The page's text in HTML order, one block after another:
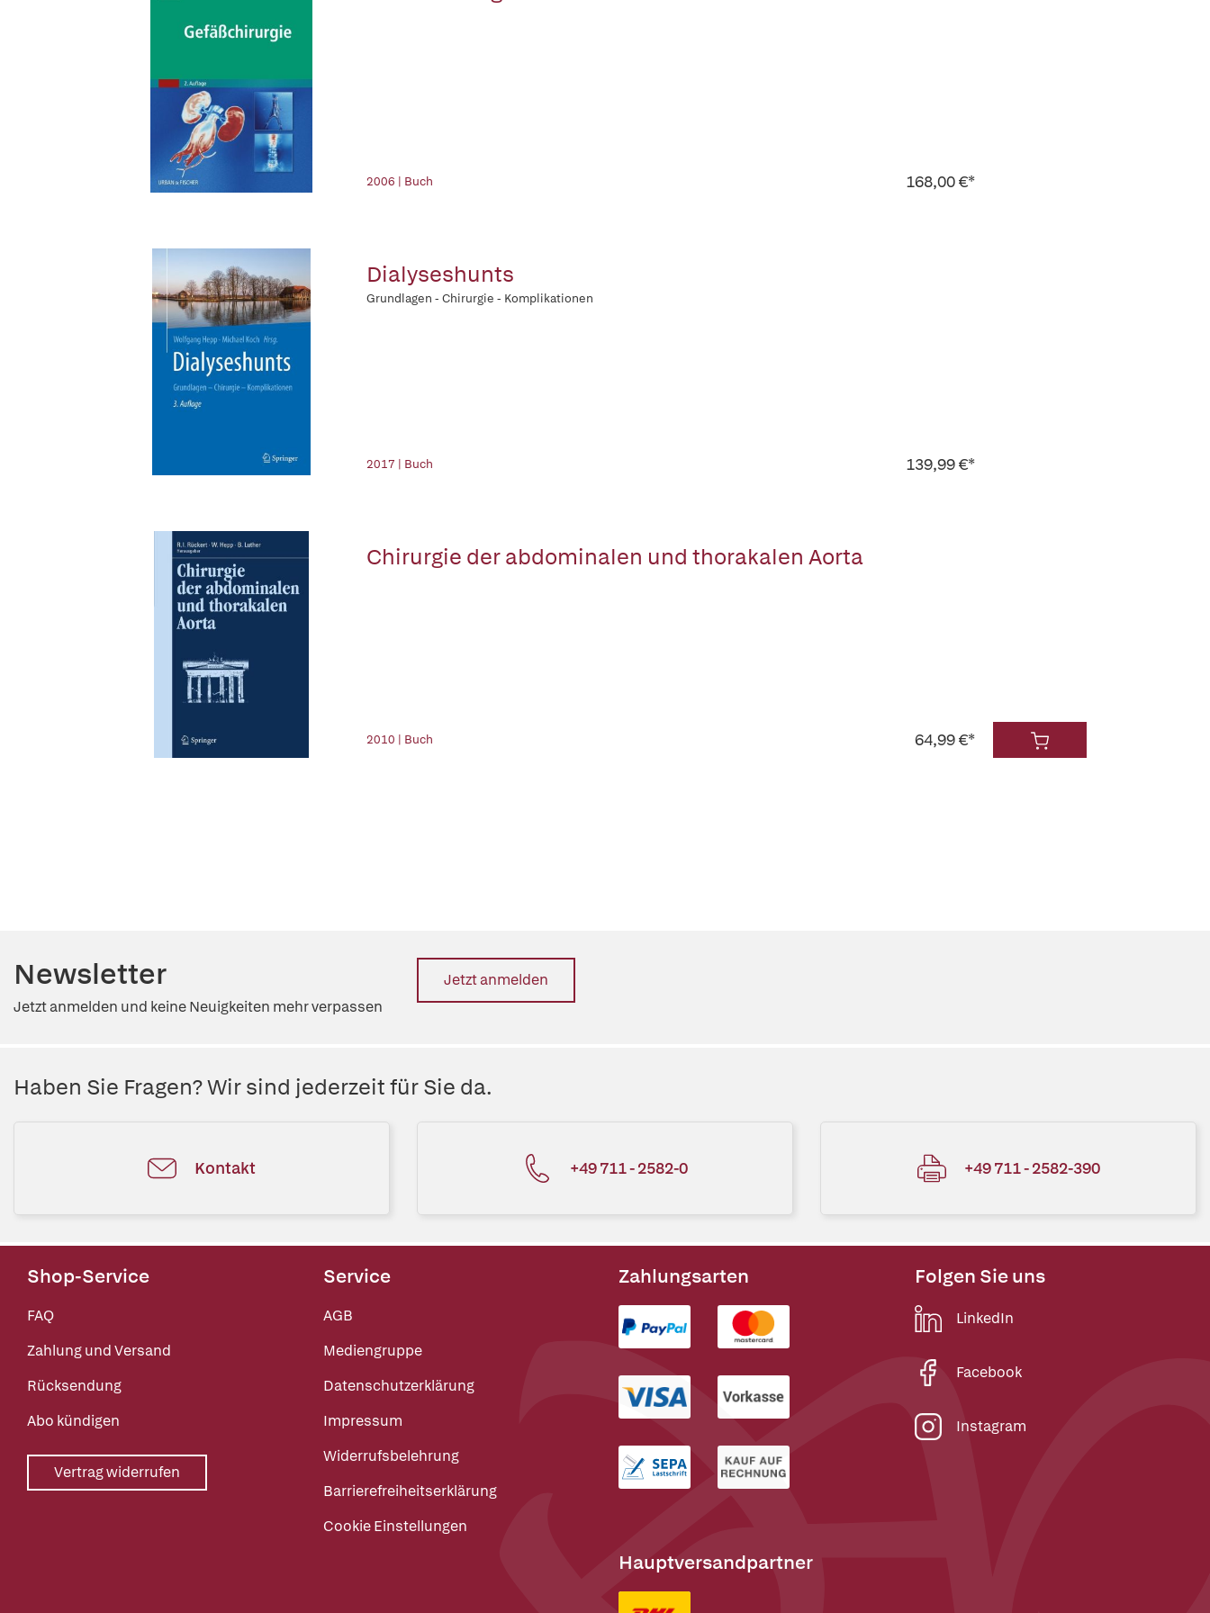
2006 | Buch 168,00 €*
Dialyseshunts
Grundlagen - Chirurgie - Komplikationen
2017 | Buch 139,99 €*
Chirurgie der abdominalen und thorakalen Aorta
2010 | Buch 64,99 €*
Newsletter
Jetzt anmelden und keine Neuigkeiten mehr verpassen
Jetzt anmelden
Haben Sie Fragen? Wir sind jederzeit für Sie da.
Kontakt +49 711 - 2582-0 +49 711 - 2582-390
Shop-Service
FAQ
Zahlung und Versand
Rücksendung
Abo kündigen
Vertrag widerrufen
Service
AGB
Mediengruppe
Datenschutzerklärung
Impressum
Widerrufsbelehrung
Barrierefreiheitserklärung
Cookie Einstellungen
Zahlungsarten
Hauptversandpartner
Folgen Sie uns
LinkedIn
Facebook
Instagram